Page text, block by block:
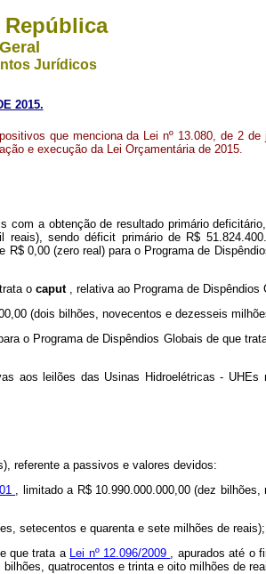
República
Jurídicos
2015.
que menciona da Lei nº 13.080, de 2
e execução da Lei Orçamentária de 2015.
a obtenção de resultado primário
sendo déficit primário de R$
0,00 (zero real) para o Programa de
o caput , relativa ao Programa de Dispêndios
(dois bilhões, novecentos e dezesseis
o Programa de Dispêndios Globais de que
aos leilões das Usinas Hidroelétricas - UHEs
referente a passivos e valores devidos:
, limitado a R$ 10.990.000.000,00 (dez
setecentos e quarenta e sete milhões de reais);
que trata a Lei nº 12.096/2009 , apurados até o
quatrocentos e trinta e oito milhões de